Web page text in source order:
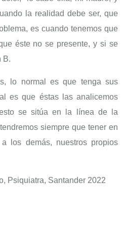
la realidad debe ser, que
es cuando tenemos que
éste no se presente, y si se
B.
lo normal es que tenga sus
es que éstas las analicemos
se sitúa en la línea de la
siempre que tener en
los demás, nuestros propios
Psiquiatra, Santander 2022